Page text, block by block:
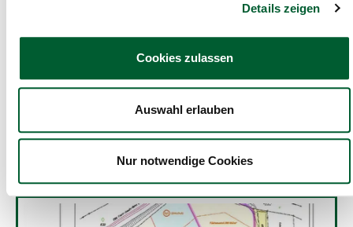
Details zeigen
Cookies zulassen
Auswahl erlauben
Nur notwendige Cookies